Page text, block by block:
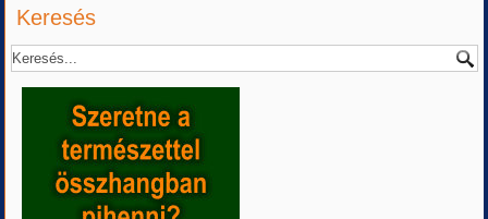
Keresés